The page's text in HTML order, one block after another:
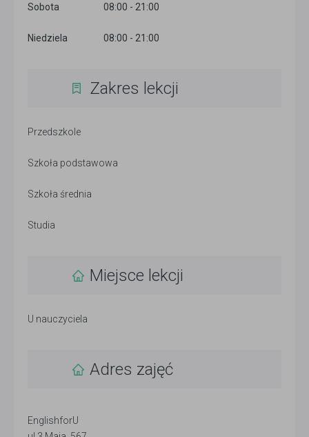
Sobota 08:00 - 21:00
Niedziela 08:00 - 21:00
Zakres lekcji
Przedszkole
Szkoła podstawowa
Szkoła średnia
Studia
Miejsce lekcji
U nauczyciela
Adres zajęć
EnglishforU